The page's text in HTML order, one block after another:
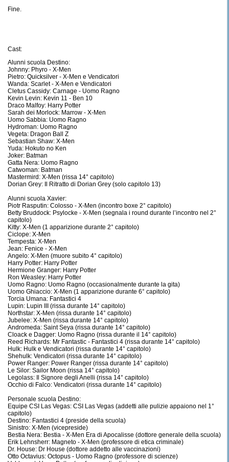
Fine.
Cast:
Alunni scuola Destino:
Johnny: Phyro - X-Men
Pietro: Quicksilver - X-Men e Vendicatori
Wanda: Scarlet - X-Men e Vendicatori
Cletus Cassidy: Carnage - Uomo Ragno
Kevin Levin: Kevin 11 - Ben 10
Draco Malfoy: Harry Potter
Sarah dei Morlock: Marrow - X-Men
Uomo Sabbia: Uomo Ragno
Hydroman: Uomo Ragno
Vegeta: Dragon Ball Z
Sebastian Shaw: X-Men
Yuda: Hokuto no Ken
Joker: Batman
Gatta Nera: Uomo Ragno
Catwoman: Batman
Mastermird: X-Men (rissa 14° capitolo)
Dorian Grey: Il Ritratto di Dorian Grey (solo capitolo 13)
Alunni scuola Xavier:
Piotr Rasputin: Colosso - X-Men (incontro boxe 2° capitolo)
Betty Bruddock: Psylocke - X-Men (segnala i round durante l’incontro nel 2°
capitolo)
Kitty: X-Men (1 apparizione durante 2° capitolo)
Ciclope: X-Men
Tempesta: X-Men
Jean: Fenice - X-Men
Angelo: X-Men (muore subito 4° capitolo)
Harry Potter: Harry Potter
Hermione Granger: Harry Potter
Ron Weasley: Harry Potter
Uomo Ragno: Uomo Ragno (occasionalmente durante la gita)
Uomo Ghiaccio: X-Men (1 apparizione durante 6° capitolo)
Torcia Umana: Fantastici 4
Lupin: Lupin III (rissa durante 14° capitolo)
Northstar: X-Men (rissa durante 14° capitolo)
Jubelee: X-Men (rissa durante 14° capitolo)
Andromeda: Saint Seya (rissa durante 14° capitolo)
Cloack e Dagger: Uomo Ragno (rissa durante il 14° capitolo)
Reed Richards: Mr Fantastic - Fantastici 4 (rissa durante 14° capitolo)
Hulk: Hulk e Vendicatori (rissa durante 14° capitolo)
Shehulk: Vendicatori (rissa durante 14° capitolo)
Power Ranger: Power Ranger (rissa durante 14° capitolo)
Le Silor: Sailor Moon (rissa 14° capitolo)
Legolass: Il Signore degli Anelli (rissa 14° capitolo)
Occhio di Falco: Vendicatori (rissa durante 14° capitolo)
Personale scuola Destino:
Equipe CSI Las Vegas: CSI Las Vegas (addetti alle pulizie appaiono nel 1°
capitolo)
Destino: Fantastici 4 (preside della scuola)
Sinistro: X-Men (vicepreside)
Bestia Nera: Bestia - X-Men Era di Apocalisse (dottore generale della scuola)
Erik Lehnsherr: Magneto - X-Men (professore di etica criminale)
Dr. House: Dr House (dottore addetto alle vaccinazioni)
Otto Octavius: Octopus - Uomo Ragno (professore di scienze)